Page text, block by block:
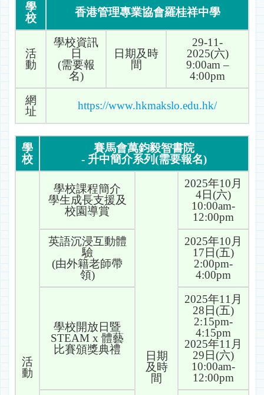
學
校
香港管理專業協會羅桂祥中學
活
動
學校資訊
日
(需要報
名)
日期及時
間
29-11-
2025(六)
9:00am –
4:00pm
網
址
https://www.hkmakslo.edu.hk/
學
校
賽馬會萬鈞毅智書院
- 升中簡介系列(需要報名)
活
動
學校課程簡介
學生成長支援及
校園導賞
日期
及時
間
2025年10月
4日(六)
10:00am-
12:00pm
英語沉浸互動體
驗
(由外籍老師帶
領)
2025年10月
17日(五)
2:00pm-
4:00pm
學校開放日暨
STEAM x 體藝
比賽頒獎典禮
2025年11月
28日(五)
2:15pm-
4:15pm
2025年11月
29日(六)
10:00am-
12:00pm